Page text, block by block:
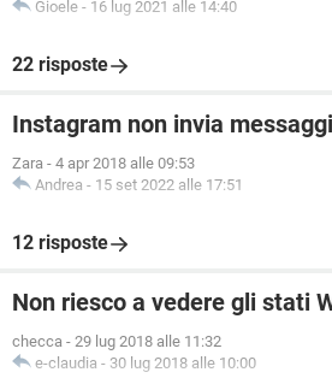
Gioele - 16 lug 2021 alle 14:40
22 risposte
Instagram non invia
Zara - 4 apr 2018 alle 09:53
Andrea - 15 set 2022 alle 17:51
12 risposte
Non riesco a vedere gli stati
checca - 29 lug 2018 alle 11:32
e-claudia - 30 lug 2018 alle 10:00